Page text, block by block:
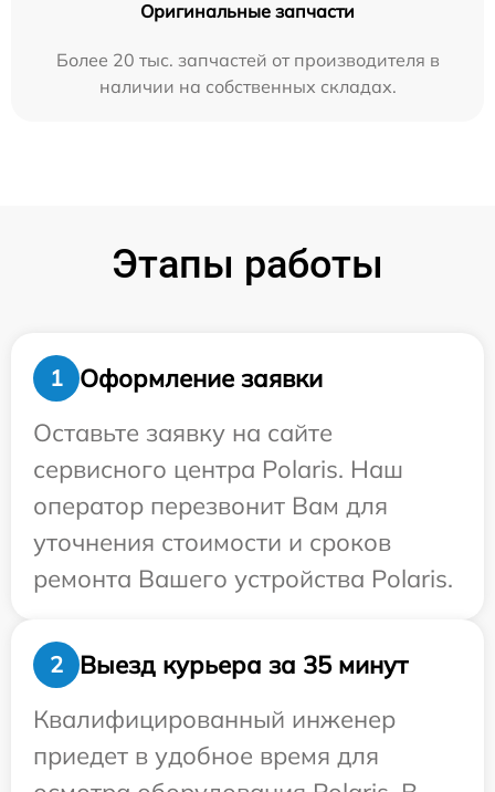
Оригинальные запчасти
Более 20 тыс. запчастей от производителя в
наличии на собственных складах.
Этапы работы
1
Оформление заявки
Оставьте заявку на сайте
сервисного центра Polaris. Наш
оператор перезвонит Вам для
уточнения стоимости и сроков
ремонта Вашего устройства Polaris.
2
Выезд курьера за 35 минут
Квалифицированный инженер
приедет в удобное время для